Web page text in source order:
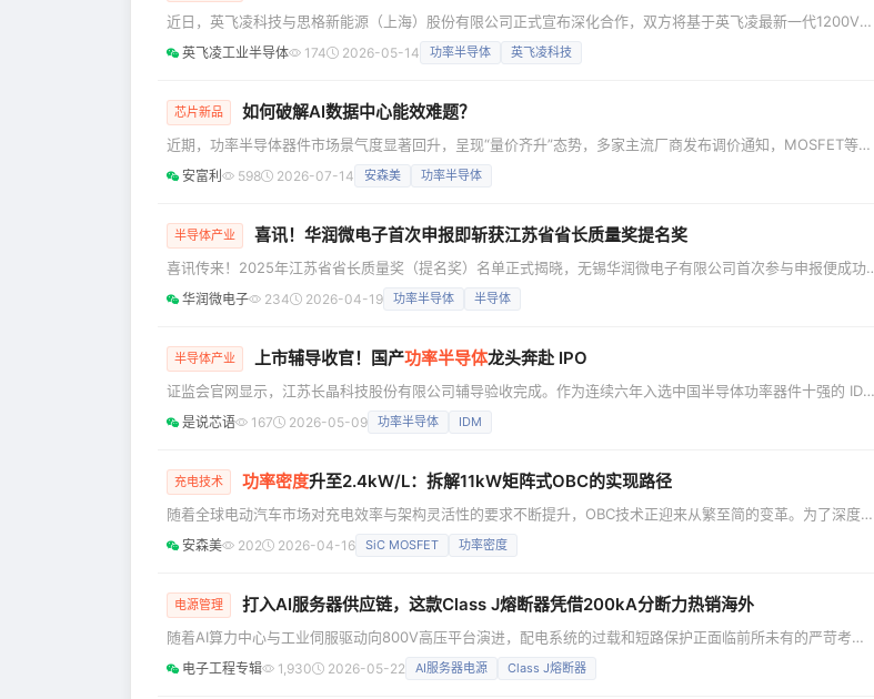
近日，英飞凌科技与思格新能源（上海）股份有限公司正式宣布深化合作，双方将基于英飞凌最新一代1200V
CoolSiC™ MOSFET G2碳化硅分立器件技术，共同为思格新能源户用光伏储能逆变器解决方案提供核心性能支
英飞凌工业半导体 174 2026-05-14 功率半导体 英飞凌科技
芯片新品 如何破解AI数据中心能效难题？
近期，功率半导体器件市场景气度显著回升，呈现“量价齐升”态势，多家主流厂商发布调价通知，MOSFET等核
心产品价格普遍上调10%以上。 这一市场动向的背后，是AI算力基础设施的蓬勃建设、数据中心电源架构升级以
安富利 598 2026-07-14 安森美 功率半导体
半导体产业 喜讯！华润微电子首次申报即斩获江苏省省长质量奖提名奖
喜讯传来！2025年江苏省省长质量奖（提名奖）名单正式揭晓，无锡华润微电子有限公司首次参与申报便成功
斩获提名奖殊荣，彰显了公司在质量管理与卓越运营领域的扎实积淀与突出成效。 作为江苏省政府设立的质量领
华润微电子 234 2026-04-19 功率半导体 半导体
半导体产业 上市辅导收官！国产功率半导体龙头奔赴 IPO
证监会官网显示，江苏长晶科技股份有限公司辅导验收完成。作为连续六年入选中国半导体功率器件十强的 IDM
厂商，长晶科技此次 IPO 进程落地，也让其产业布局、技术实力与全场景产品矩阵全面浮出水面。 长晶科技于
是说芯语 167 2026-05-09 功率半导体 IDM
充电技术 功率密度升至2.4kW/L：拆解11kW矩阵式OBC的实现路径
随着全球电动汽车市场对充电效率与架构灵活性的要求不断提升，OBC技术正迎来从繁至简的变革。为了深度拆
解这一前沿趋势，我们将通过两篇系列文章介绍11 kW矩阵式OBC创新方案。第一篇讲解了👉系统级架构创新的
安森美 202 2026-04-16 SiC MOSFET 功率密度
电源管理 打入AI服务器供应链，这款Class J熔断器凭借200kA分断力热销海外
随着AI算力中心与工业伺服驱动向800V高压平台演进，配电系统的过载和短路保护正面临前所未有的严苛考
验。威可特早在2012年便推出国内首款兼容IEC Type II保护标准的Class J系列熔断器，并于2023年9月成为亚
太区首家斩获UL/CUL列名认证(File number: E479968)的制造商。该产品安装占用空间较传统方案缩减70%，
电子工程专辑 1,930 2026-05-22 AI服务器电源 Class J熔断器